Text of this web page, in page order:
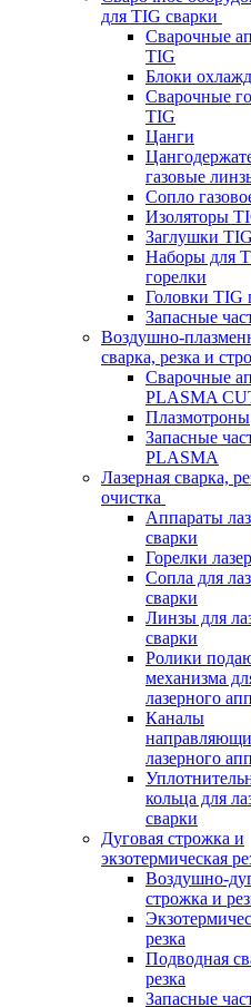
для TIG сварки
Сварочные
TIG
Блоки
Сварочные
TIG
Цанги
газовые
Сопло
Изоляторы
Заглушки TIG
Наборы для
горелки
Головки TIG
Запасные
Воздушно-
сварка, резка и
Сварочные
PLASMA
Плазмотроны
Запасные
PLASMA
Лазерная сварка,
очистка
Аппараты
сварки
Горелки
Сопла для
сварки
Линзы для
сварки
Ролики
механизма
лазерного
Каналы
лазерного
кольца для
сварки
Дуговая строжка и
экзотермическая
Воздушно-
строжка и
резка
Подводная
резка
Запасные